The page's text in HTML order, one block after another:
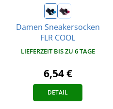
Damen Sneakersocken
FLR COOL
LIEFERZEIT BIS ZU 6 TAGE
6,54 €
DETAIL